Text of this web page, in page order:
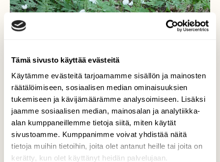
Tämä sivusto käyttää evästeitä
Käytämme evästeitä tarjoamamme sisällön ja mainosten
räätälöimiseen, sosiaalisen median ominaisuuksien
tukemiseen ja kävijämäärämme analysoimiseen. Lisäksi
jaamme sosiaalisen median, mainosalan ja analytiikka-
alan kumppaneillemme tietoja siitä, miten käytät
sivustoamme. Kumppanimme voivat yhdistää näitä
tietoja muihin tietoihin, joita olet antanut heille tai joita on
kerätty, kun olet käyttänyt heidän palvelujaan.